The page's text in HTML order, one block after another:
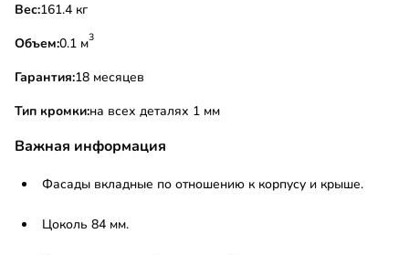
Вес:
161.4 кг
Объем:
0.1 м3
Гарантия:18 месяцев
Тип кромки:на всех деталях 1 мм
Важная информация
Фасады вкладные по отношению к корпусу и крыше.
Цоколь 84 мм.